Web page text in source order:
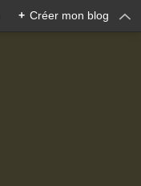
+ Créer mon blog